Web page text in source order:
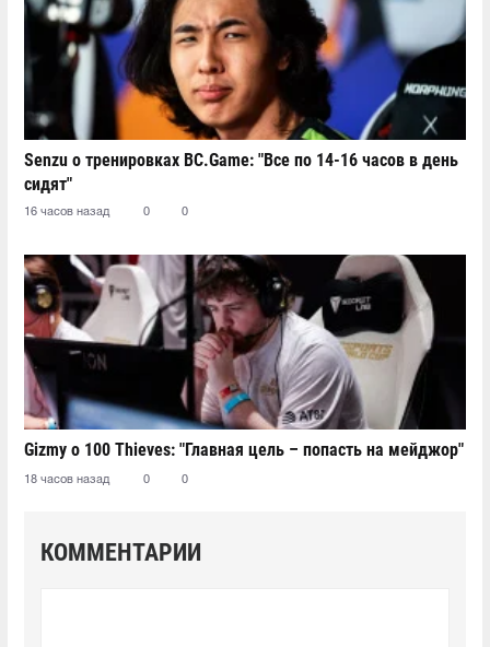
Senzu о тренировках BC.Game: "Все по 14-16 часов в день
сидят"
16 часов назад 0 0
Gizmy о 100 Thieves: "Главная цель – попасть на мейджор"
18 часов назад 0 0
КОММЕНТАРИИ